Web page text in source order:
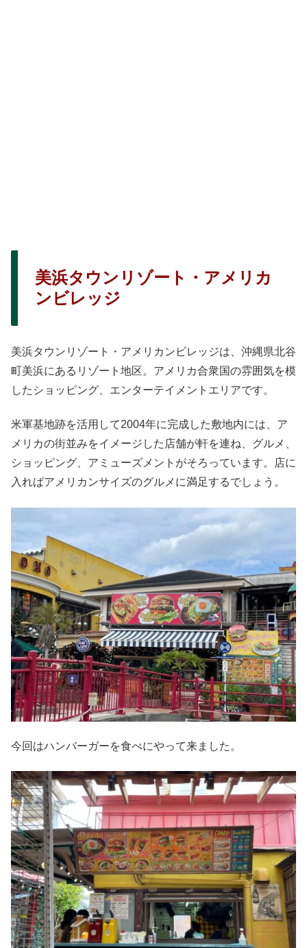
美浜タウンリゾート・アメリカ
ンビレッジ
美浜タウンリゾート・アメリカンビレッジは、沖縄県北谷
町美浜にあるリゾート地区。アメリカ合衆国の雰囲気を模
したショッピング、エンターテイメントエリアです。
米軍基地跡を活用して2004年に完成した敷地内には、ア
メリカの街並みをイメージした店舗が軒を連ね、グルメ、
ショッピング、アミューズメントがそろっています。店に
入ればアメリカンサイズのグルメに満足するでしょう。
今回はハンバーガーを食べにやって来ました。